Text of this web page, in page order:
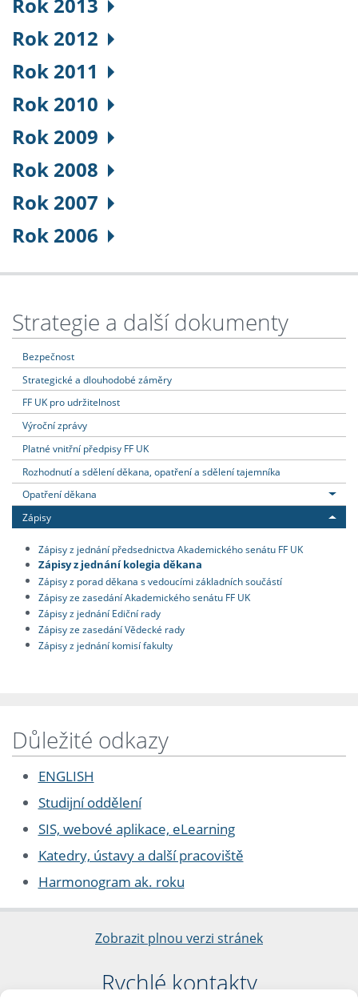
Rok 2012
Rok 2011
Rok 2010
Rok 2009
Rok 2008
Rok 2007
Rok 2006
Strategie a další dokumenty
Bezpečnost
Strategické a dlouhodobé záměry
FF UK pro udržitelnost
Výroční zprávy
Platné vnitřní předpisy FF UK
Rozhodnutí a sdělení děkana, opatření a sdělení tajemníka
Opatření děkana
Zápisy
Zápisy z jednání předsednictva Akademického senátu FF UK
Zápisy z jednání kolegia děkana
Zápisy z porad děkana s vedoucími základních součástí
Zápisy ze zasedání Akademického senátu FF UK
Zápisy z jednání Ediční rady
Zápisy ze zasedání Vědecké rady
Zápisy z jednání komisí fakulty
Důležité odkazy
ENGLISH
Studijní oddělení
SIS, webové aplikace, eLearning
Katedry, ústavy a další pracoviště
Harmonogram ak. roku
Zobrazit plnou verzi stránek
Rychlé kontakty